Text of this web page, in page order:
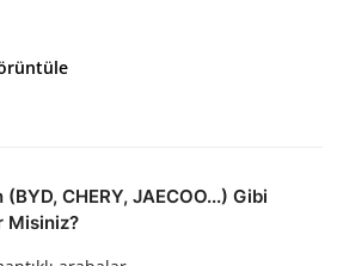
CHERY, JAECOO...) Gibi
Misiniz?